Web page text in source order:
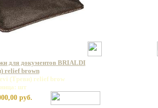
для документов BRIALDI
relief brown
(Треви) relief brow
шт
руб.